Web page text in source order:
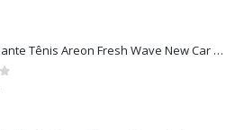
Aromatizante Tênis Areon Fresh Wave New Car / Carro Novo
5